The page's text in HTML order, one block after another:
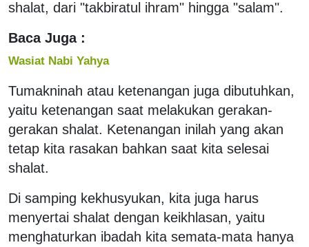
shalat, dari "takbiratul ihram" hingga "salam".
Baca Juga :
Wasiat Nabi Yahya
Tumakninah atau ketenangan juga dibutuhkan,
yaitu ketenangan saat melakukan gerakan-
gerakan shalat. Ketenangan inilah yang akan
tetap kita rasakan bahkan saat kita selesai
shalat.
Di samping kekhusyukan, kita juga harus
menyertai shalat dengan keikhlasan, yaitu
menghaturkan ibadah kita semata-mata hanya